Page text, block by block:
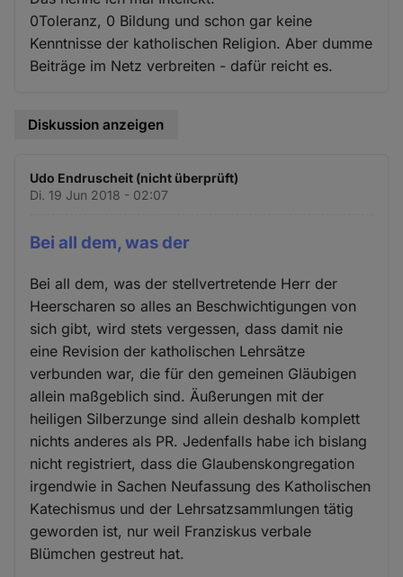
0Toleranz, 0 Bildung und schon gar keine
Kenntnisse der katholischen Religion. Aber dumme
Beiträge im Netz verbreiten - dafür reicht es.
Diskussion anzeigen
Udo Endruscheit (nicht überprüft)
Di. 19 Jun 2018 - 02:07
Bei all dem, was der
Bei all dem, was der stellvertretende Herr der
Heerscharen so alles an Beschwichtigungen von
sich gibt, wird stets vergessen, dass damit nie
eine Revision der katholischen Lehrsätze
verbunden war, die für den gemeinen Gläubigen
allein maßgeblich sind. Äußerungen mit der
heiligen Silberzunge sind allein deshalb komplett
nichts anderes als PR. Jedenfalls habe ich bislang
nicht registriert, dass die Glaubenskongregation
irgendwie in Sachen Neufassung des Katholischen
Katechismus und der Lehrsatzsammlungen tätig
geworden ist, nur weil Franziskus verbale
Blümchen gestreut hat.